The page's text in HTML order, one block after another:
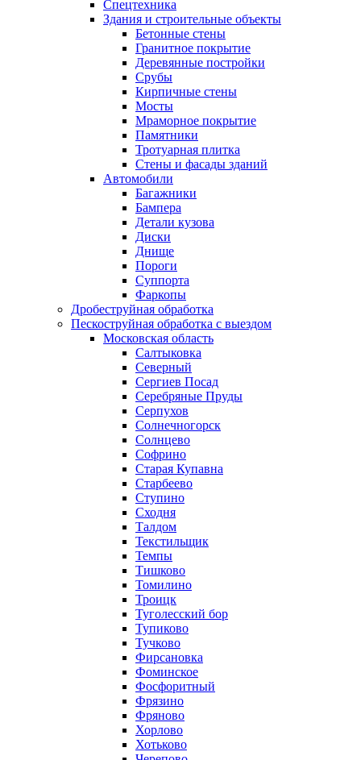
Спецтехника
Здания и строительные объекты
Бетонные стены
Гранитное покрытие
Деревянные постройки
Срубы
Кирпичные стены
Мосты
Мраморное покрытие
Памятники
Тротуарная плитка
Стены и фасады зданий
Автомобили
Багажники
Бампера
Детали кузова
Диски
Днище
Пороги
Суппорта
Фаркопы
Дробеструйная обработка
Пескоструйная обработка с выездом
Московская область
Салтыковка
Северный
Сергиев Посад
Серебряные Пруды
Серпухов
Солнечногорск
Солнцево
Софрино
Старая Купавна
Старбеево
Ступино
Сходня
Талдом
Текстильщик
Темпы
Тишково
Томилино
Троицк
Туголесский бор
Тупиково
Тучково
Фирсановка
Фоминское
Фосфоритный
Фрязино
Фряново
Хорлово
Хотьково